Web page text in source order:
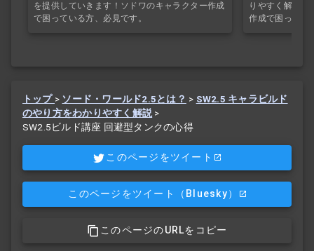
を提供していきます！ソドワのキャラクター作成
で困っている方、必見です。
りやすく解説し
作成で困ってい
トップ > ソード・ワールド2.5とは？ > SW2.5 キャラビルド
のやり方をわかりやすく解説>
SW2.5ビルド講座 回避型タンクの心得
このページをツイート
このページをツイート （Bluesky）
このページのURLをコピー